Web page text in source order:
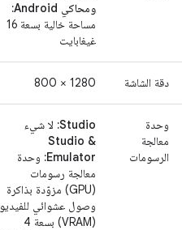
ومحاكي Android:
مساحة خالية بسعة 16
غيغابايت
دقة الشاشة 1280 × 800
وحدة
معالجة
الرسومات
Studio: لا شيء
Studio &
Emulator: وحدة
معالجة رسومات
(GPU) مزوّدة بذاكرة
وصول عشوائي للفيديو
(VRAM) بسعة 4